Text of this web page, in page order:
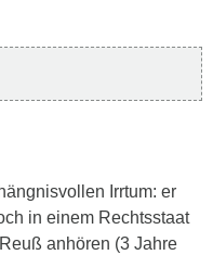
Irrtum: er
in einem Rechtsstaat
anhören (3 Jahre